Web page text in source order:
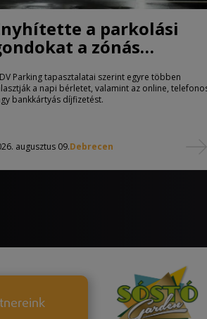
a parkolási
a zónás
Debrecenben
Parking tapasztalatai szerint egyre többen
a napi bérletet, valamint az online,
bankkártyás díjfizetést.
augusztus 09.Debrecen